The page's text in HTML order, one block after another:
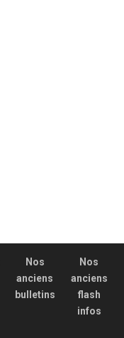
Nos
anciens
bulletins
Nos
anciens
flash
infos